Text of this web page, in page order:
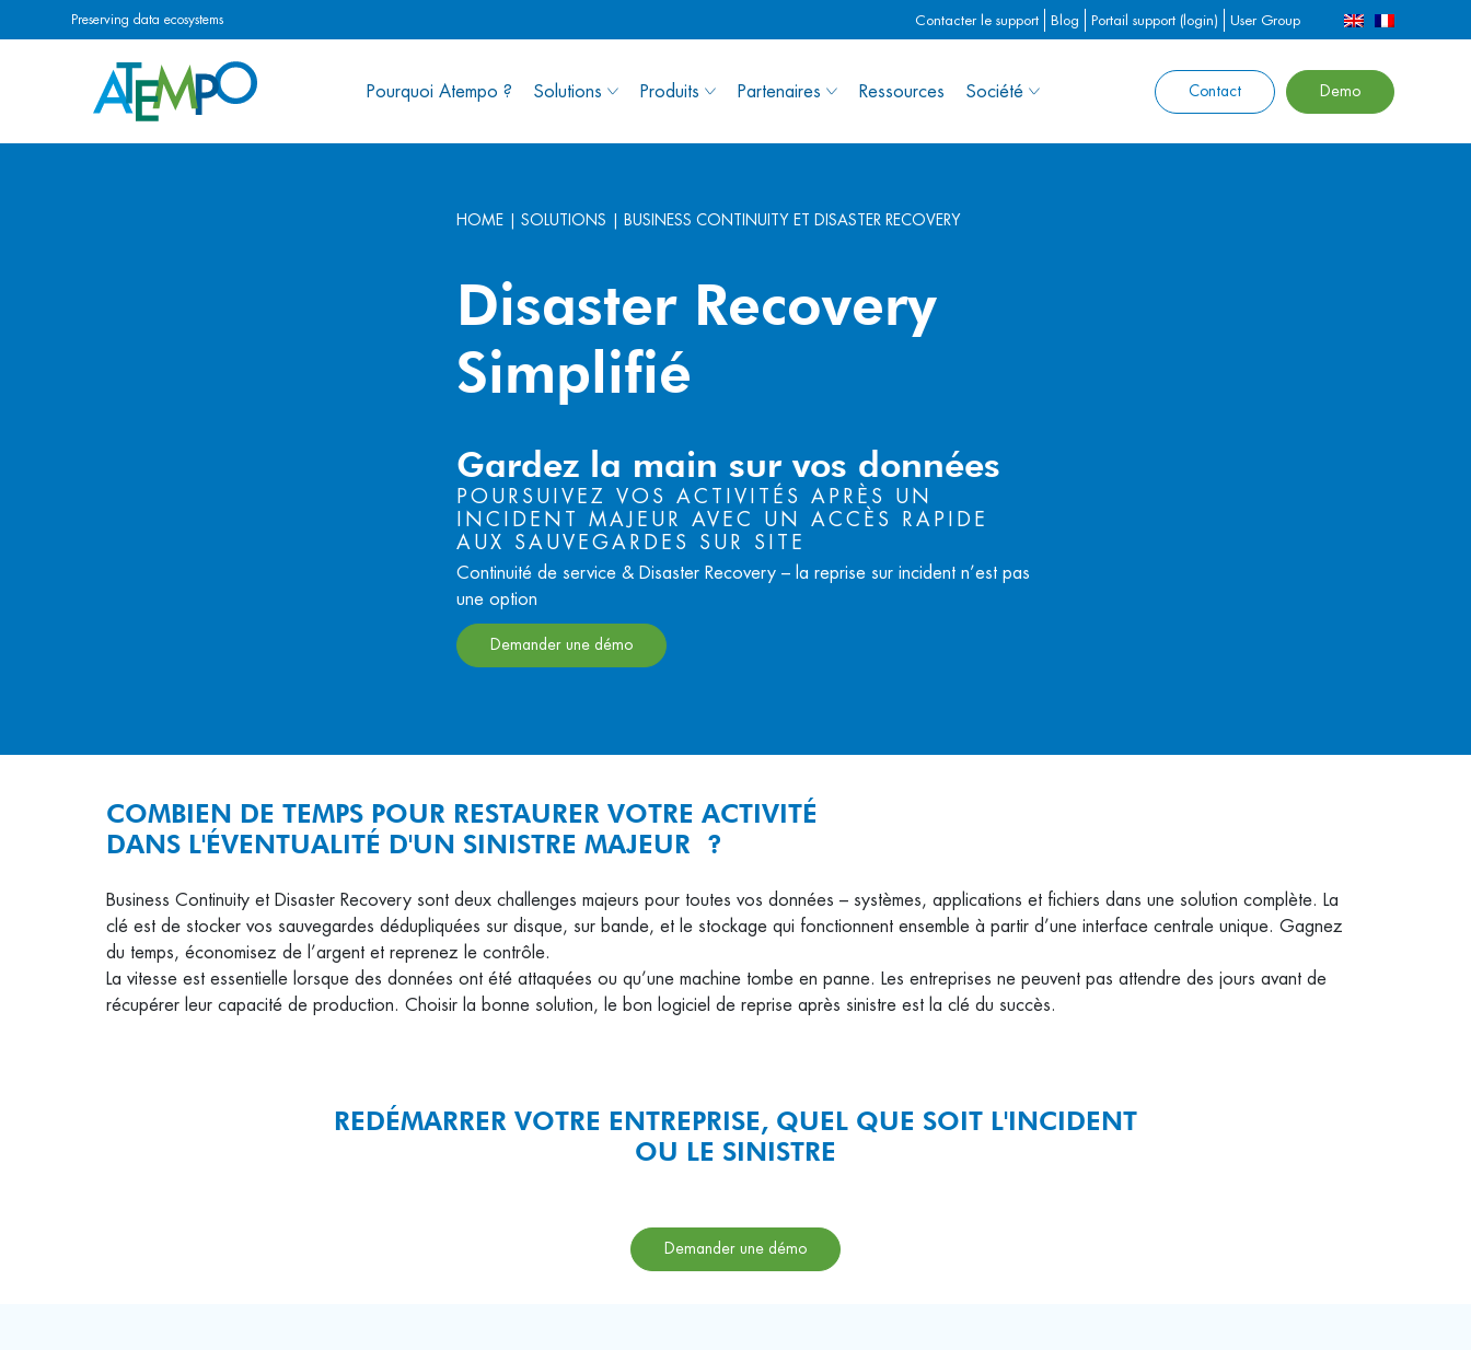
Preserving data ecosystems Contacter le support Blog Portail support (login) User Group
Pourquoi Atempo ? Solutions Produits Partenaires Ressources Société Contact Demo
HOME SOLUTIONS BUSINESS CONTINUITY ET DISASTER RECOVERY
Disaster Recovery
Simplifié
Gardez la main sur vos données
POURSUIVEZ VOS ACTIVITÉS APRÈS UN
INCIDENT MAJEUR AVEC UN ACCÈS RAPIDE
AUX SAUVEGARDES SUR SITE
Continuité de service & Disaster Recovery – la reprise sur incident n’est pas
une option
Demander une démo
COMBIEN DE TEMPS POUR RESTAURER VOTRE ACTIVITÉ
DANS L'ÉVENTUALITÉ D'UN SINISTRE MAJEUR ?
Business Continuity et Disaster Recovery sont deux challenges majeurs pour toutes vos données – systèmes, applications et fichiers dans une solution complète. La
clé est de stocker vos sauvegardes dédupliquées sur disque, sur bande, et le stockage qui fonctionnent ensemble à partir d’une interface centrale unique. Gagnez
du temps, économisez de l’argent et reprenez le contrôle.
La vitesse est essentielle lorsque des données ont été attaquées ou qu’une machine tombe en panne. Les entreprises ne peuvent pas attendre des jours avant de
récupérer leur capacité de production. Choisir la bonne solution, le bon logiciel de reprise après sinistre est la clé du succès.
REDÉMARRER VOTRE ENTREPRISE, QUEL QUE SOIT L'INCIDENT
OU LE SINISTRE
Demander une démo